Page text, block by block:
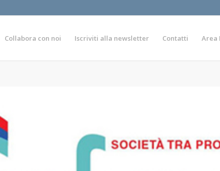
Collabora con noi Iscriviti alla newsletter Contatti Area